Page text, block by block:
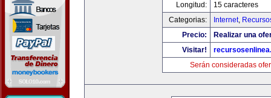
Longitud:
15 caracteres
Categorias:
Internet,
Precio:
Realizar una
Visitar!
Serán consideradas